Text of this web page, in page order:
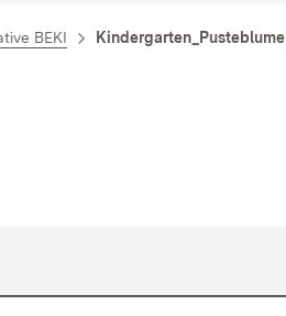
BEKI Kindergarten_Pusteblume